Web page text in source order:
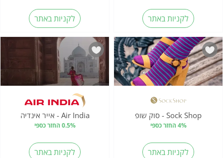
לקניות באתר לקניות באתר
Sock Shop - סוק שופ
4% החזר כספי
לקניות באתר
Air India - אייר אינדיה
0.5% החזר כספי
לקניות באתר